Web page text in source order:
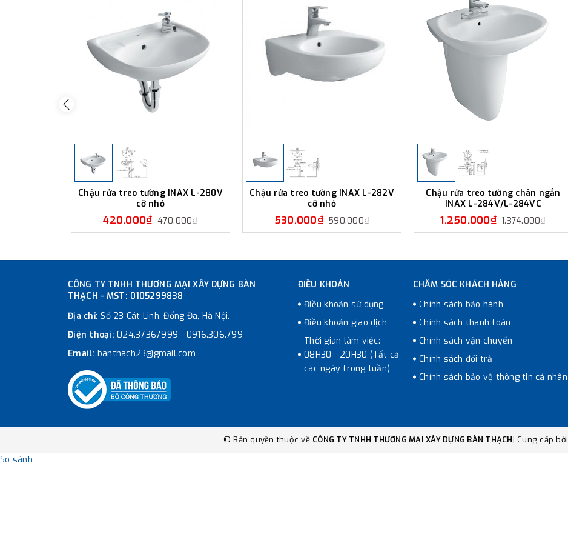
Chậu rửa treo tường INAX L-280V
cỡ nhỏ
420.000₫ 470.000₫
Chậu rửa treo tường INAX L-282V
cỡ nhỏ
530.000₫ 590.000₫
Chậu rửa treo tường chân ngắn
INAX L-284V/L-284VC
1.250.000₫ 1.374.000₫
CÔNG TY TNHH THƯƠNG MẠI XÂY DỰNG BÀN
THẠCH - MST: 0105299838
Địa chỉ:Số 23 Cát Linh, Đống Đa, Hà Nội.
Điện thoại: 024.37367999 - 0916.306.799
Email: banthach23@gmail.com
ĐIỀU KHOẢN
Điều khoản sử dụng
Điều khoản giao dịch
Thời gian làm việc:
08H30 - 20H30 (Tất cả
các ngày trong tuần)
CHĂM SÓC KHÁCH HÀNG
Chính sách bảo hành
Chính sách thanh toán
Chính sách vận chuyển
Chính sách đổi trả
Chính sách bảo vệ thông tin cá nhân
© Bản quyền thuộc về CÔNG TY TNHH THƯƠNG MẠI XÂY DỰNG BÀN THẠCH| Cung cấp bởi
So sánh